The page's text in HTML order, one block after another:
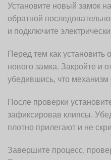
Установите новый замок
обратной
и подключите
Перед тем как установить
нового замка. Закройте и
убедившись, что
После проверки
зафиксировав клипсы.
плотно прилегают и не
Завершите процесс,